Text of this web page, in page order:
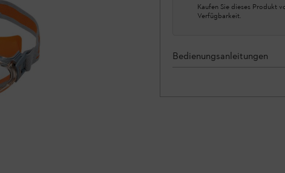
Kaufen Sie dieses Produkt
Verfügbarkeit.
Bedienungsanleitungen